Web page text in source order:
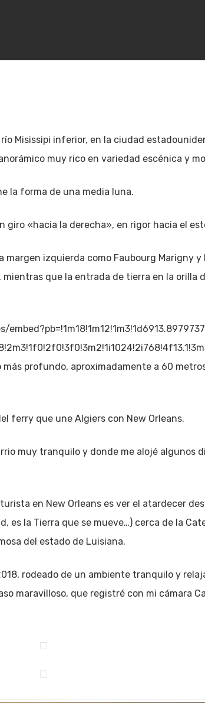
Misissipi inferior, en la ciudad
muy rico en variedad escénica y
la forma de una media luna.
«hacia la derecha», en rigor hacia el
margen izquierda como Faubourg Marigny
que la entrada de tierra en la orilla
profundo, aproximadamente a 60
ferry que une Algiers con New Orleans.
muy tranquilo y donde me alojé algunos
en New Orleans es ver el atardecer
es la Tierra que se mueve…) cerca de la
del estado de Luisiana.
rodeado de un ambiente tranquilo y
maravilloso, que registré con mi cámara